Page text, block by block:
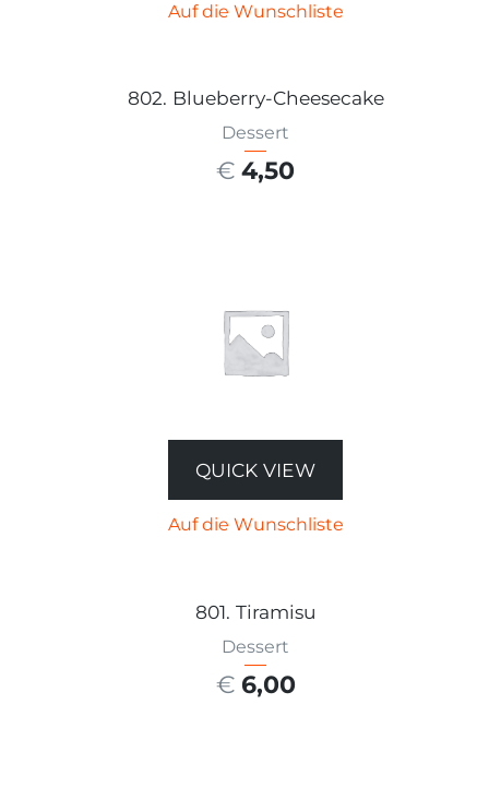
Auf die Wunschliste
802. Blueberry-Cheesecake
Dessert
€ 4,50
QUICK VIEW
Auf die Wunschliste
801. Tiramisu
Dessert
€ 6,00